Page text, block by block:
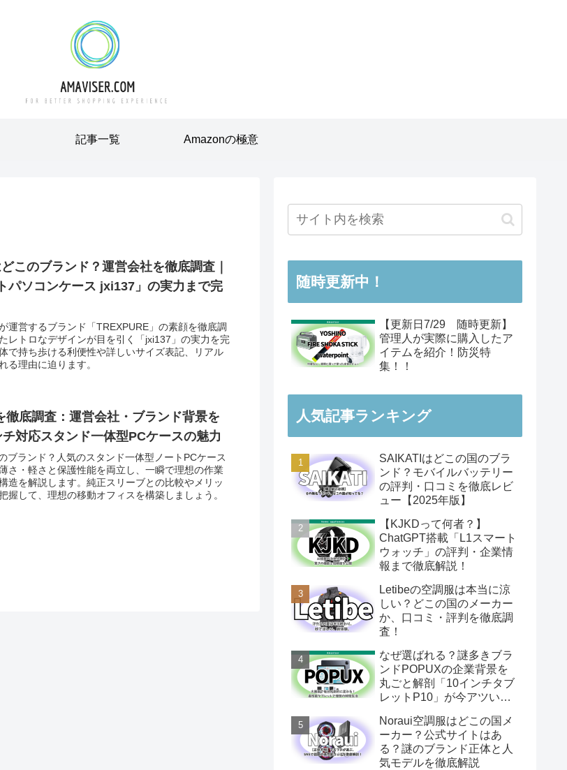
記事一覧 Amazonの極意
このブランド？運営会社を徹底調査｜
パソコンケース jxi137」の実力まで完
運営するブランド「TREXPURE」の素顔を徹底調
レトロなデザインが目を引く「jxi137」の実力を完
で持ち歩ける利便性や詳しいサイズ表記、リアル
る理由に迫ります。
徹底調査：運営会社・ブランド背景を
対応スタンド一体型PCケースの魅力
ブランド？人気のスタンド一体型ノートPCケース
さ・軽さと保護性能を両立し、一瞬で理想の作業
造を解説します。純正スリーブとの比較やメリッ
握して、理想の移動オフィスを構築しましょう。
随時更新中！
【更新日7/29 随時更新】
管理人が実際に購入したア
イテムを紹介！防災特
集！！
人気記事ランキング
SAIKATIはどこの国のブラ
ンド？モバイルバッテリー
の評判・口コミを徹底レビ
ュー【2025年版】
【KJKDって何者？】
ChatGPT搭載「L1スマート
ウォッチ」の評判・企業情
報まで徹底解説！
Letibeの空調服は本当に涼
しい？どこの国のメーカー
か、口コミ・評判を徹底調
査！
なぜ選ばれる？謎多きブラ
ンドPOPUXの企業背景を
丸ごと解剖「10インチタブ
レットP10」が今アツい理
Noraui空調服はどこの国メ
ーカー？公式サイトはあ
る？謎のブランド正体と人
気モデルを徹底解説